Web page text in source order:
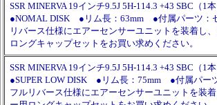
SSR MINERVA 19インチ9.5J 5H-114.3 +43 SBC（1
●NOMAL DISK ●リム長：63mm ●付属パーツ
リバース仕様にエアーセンサーユニットを装着し
ロングキャップセットをお買い求めください。
SSR MINERVA 19インチ9.5J 5H-114.3 +43 SBC（1
●SUPER LOW DISK ●リム長：75mm ●付属パ
フルリバース仕様にエアーセンサーユニットを装